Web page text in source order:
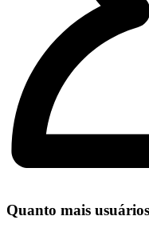
Quanto mais